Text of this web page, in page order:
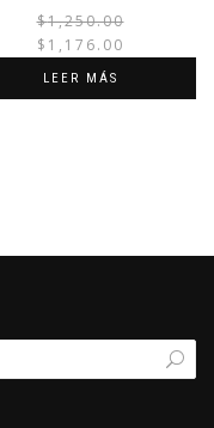
$1,250.00
$ 1,176.00
LEER MÁS